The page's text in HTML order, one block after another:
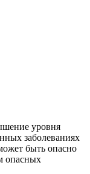
уровня
заболеваниях
быть опасно
опасных